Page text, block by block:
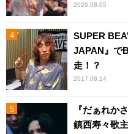
2026.08.05
SUPER
JAPAN』で
走！？
2017.08.14
『だぁれか
鎮西寿々歌